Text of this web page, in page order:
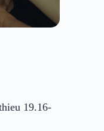
19.16-